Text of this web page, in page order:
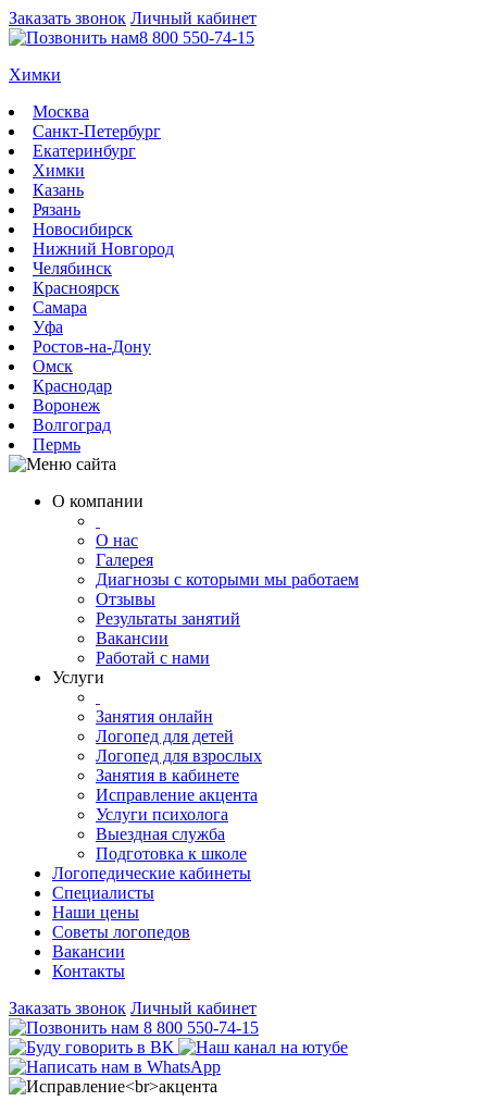
Заказать звонок Личный кабинет
8 800 550-74-15
Химки
Москва
Санкт-Петербург
Екатеринбург
Химки
Казань
Рязань
Новосибирск
Нижний Новгород
Челябинск
Красноярск
Самара
Уфа
Ростов-на-Дону
Омск
Краснодар
Воронеж
Волгоград
Пермь
О компании
О нас
Галерея
Диагнозы с которыми мы работаем
Отзывы
Результаты занятий
Вакансии
Работай с нами
Услуги
Занятия онлайн
Логопед для детей
Логопед для взрослых
Занятия в кабинете
Исправление акцента
Услуги психолога
Выездная служба
Подготовка к школе
Логопедические кабинеты
Специалисты
Наши цены
Советы логопедов
Вакансии
Контакты
Заказать звонок Личный кабинет
8 800 550-74-15